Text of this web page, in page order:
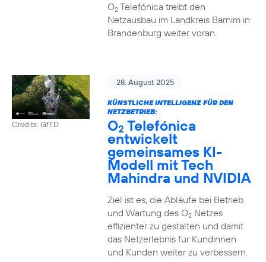
O2Telefónica treibt den
Netzausbau im Landkreis Barnim in
Brandenburg weiter voran.
Credits: GfTD
28. August 2025
KÜNSTLICHE INTELLIGENZ FÜR DEN
NETZBETRIEB:
O2 Telefónica
entwickelt
gemeinsames KI-
Modell mit Tech
Mahindra und NVIDIA
Ziel ist es, die Abläufe bei Betrieb
und Wartung des O2Netzes
effizienter zu gestalten und damit
das Netzerlebnis für Kundinnen
und Kunden weiter zu verbessern.